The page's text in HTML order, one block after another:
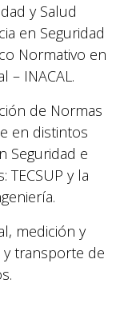
y Salud
en Seguridad
Normativo en
– INACAL.
de Normas
en distintos
Seguridad e
TECSUP y la
medición y
transporte de